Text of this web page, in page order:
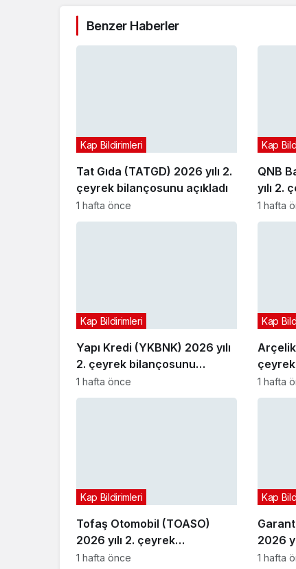
Benzer Haberler
Tat Gıda (TATGD) 2026 yılı 2.
çeyrek bilançosunu açıkladı
Kap Bildirimleri
1 hafta önce
QNB
yılı 2.
Kap
1 hafta
Yapı Kredi (YKBNK) 2026 yılı
2. çeyrek bilançosunu
açıkladı
Kap Bildirimleri
1 hafta önce
Arçelik
çeyrek
Kap
1 hafta
Tofaş Otomobil (TOASO)
2026 yılı 2. çeyrek
bilançosunu açıkladı
Kap Bildirimleri
1 hafta önce
2026
Kap
1 hafta